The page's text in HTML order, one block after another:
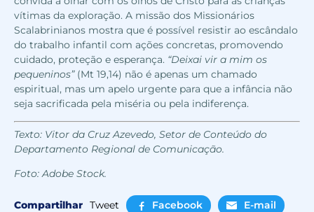
vítimas da exploração. A missão dos Missionários
Scalabrinianos mostra que é possível resistir ao escândalo
do trabalho infantil com ações concretas, promovendo
cuidado, proteção e esperança. “Deixai vir a mim os
pequeninos”(Mt 19,14) não é apenas um chamado
espiritual, mas um apelo urgente para que a infância não
seja sacrificada pela miséria ou pela indiferença.
Texto: Vitor da Cruz Azevedo, Setor de Conteúdo do
Departamento Regional de Comunicação.
Foto: Adobe Stock.
Compartilhar Tweet Facebook E-mail